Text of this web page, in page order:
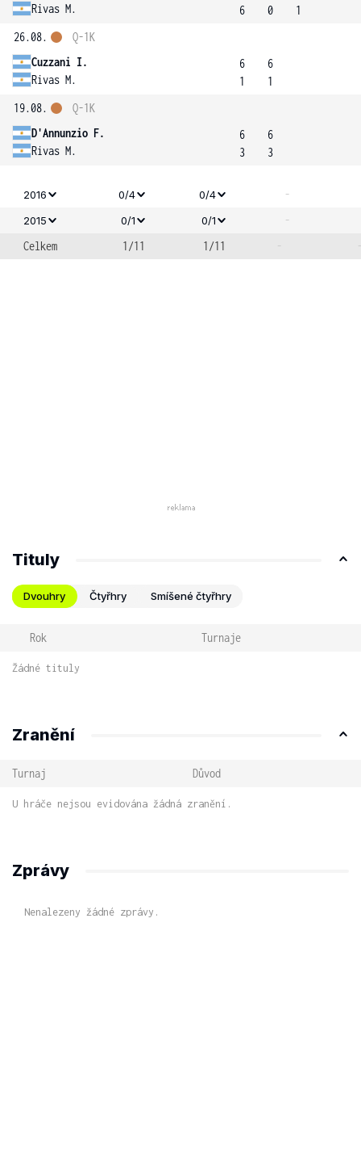
Rivas M.
6
0
1
26.08.
Cuzzani I.
Rivas M.
Q-1K
6
1
6
1
19.08.
D'Annunzio F.
Rivas M.
Q-1K
6
3
6
3
2016 0/4 0/4 -
2015 0/1 0/1
-
Celkem
1/11 1/11 -
Tituly
Dvouhry Čtyřhry Smíšené čtyřhry
Rok Turnaje
Žádné tituly
Zranění
Turnaj Důvod
U hráče nejsou evidována žádná zranění.
Zprávy
Nenalezeny žádné zprávy.